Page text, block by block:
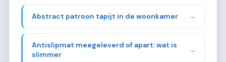
Abstract patroon tapijt in de woonkamer →
Antislipmat meegeleverd of apart: wat is
slimmer
→